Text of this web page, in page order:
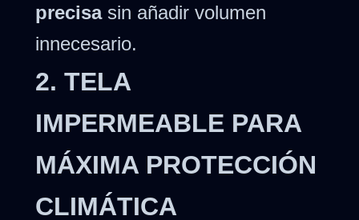
precisasin añadir volumen
innecesario.
2. TELA
IMPERMEABLE PARA
MÁXIMA PROTECCIÓN
CLIMÁTICA